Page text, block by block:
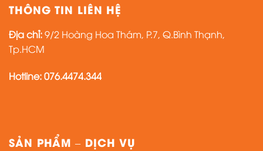
THÔNG TIN LIÊN HỆ
Địa chỉ:9/2 Hoàng Hoa Thám, P.7, Q.Bình Thạnh,
Tp.HCM
Hotline: 076.4474.344
SẢN PHẨM – DỊCH VỤ